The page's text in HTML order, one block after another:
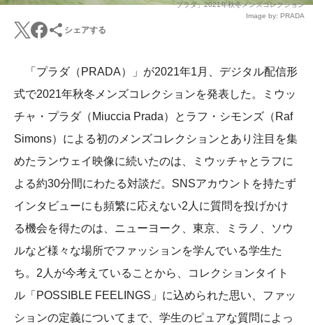
「プラダ」2021年秋冬メンズコレクション
Image by: PRADA
シェアする
「プラダ（PRADA）」が2021年1月、デジタル配信形
式で2021年秋冬メンズコレクションを発表した。ミウッ
チャ・プラダ（Miuccia Prada）とラフ・シモンズ（Raf
Simons）による初のメンズコレクションとあり注目を集
めたランウェイ映像に続いたのは、ミウッチャとラフに
よる約30分間にわたる対談だ。SNSアカウントを持たず
インタビューにも頻繁に応えない2人に質問を投げかけ
る機会を得たのは、ニューヨーク、東京、ミラノ、ソウ
ルなど様々な場所でファッションを学んでいる学生た
ち。2人が今考えていることから、コレクションタイト
ル「POSSIBLE FEELINGS」に込められた思い、ファッ
ションの定義についてまで、学生のピュアな質問によっ